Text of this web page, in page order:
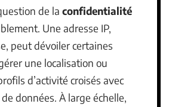
de la confidentialité
Une adresse IP,
peut dévoiler certaines
une localisation ou
d’activité croisés avec
données. À large échelle,